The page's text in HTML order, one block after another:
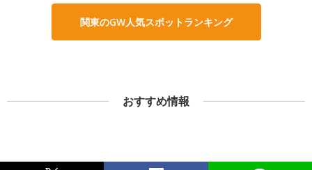
関東のGW人気スポットランキング
おすすめ情報